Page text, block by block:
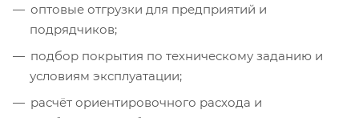
оптовые отгрузки для предприятий и
подрядчиков;
подбор покрытия по техническому заданию и
условиям эксплуатации;
расчёт ориентировочного расхода и